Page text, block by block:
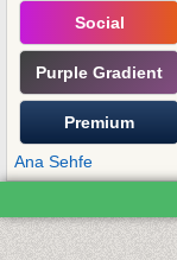
Social
Purple Gradient
Premium
Ana Sehfe